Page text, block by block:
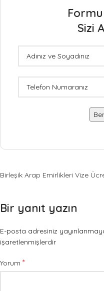
Sizi
Birleşik Arap Emirlikleri Vize
Bir yanıt yazın
E-posta adresiniz
işaretlenmişlerdir
Yorum *